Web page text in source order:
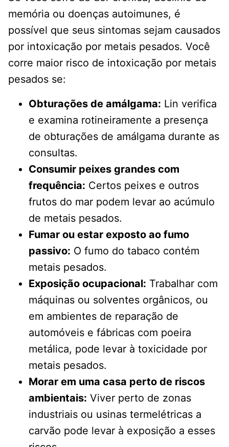
memória ou doenças autoimunes, é
possível que seus sintomas sejam causados
​​por intoxicação por metais pesados. Você
corre maior risco de intoxicação por metais
pesados ​​se:
Obturações de amálgama: Lin verifica
e examina rotineiramente a presença
de obturações de amálgama durante as
consultas.
Consumir peixes grandes com
frequência: Certos peixes e outros
frutos do mar podem levar ao acúmulo
de metais pesados.
Fumar ou estar exposto ao fumo
passivo: O fumo do tabaco contém
metais pesados.
Exposição ocupacional: Trabalhar com
máquinas ou solventes orgânicos, ou
em ambientes de reparação de
automóveis e fábricas com poeira
metálica, pode levar à toxicidade por
metais pesados.
Morar em uma casa perto de riscos
ambientais: Viver perto de zonas
industriais ou usinas termelétricas a
carvão pode levar à exposição a esses